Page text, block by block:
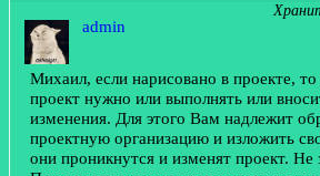
admin
Михаил, если нарисовано в проекте,
проект нужно или выполнять или
изменения. Для этого Вам надлежит
проектную организацию и изложить
они проникнутся и изменят проект. Не